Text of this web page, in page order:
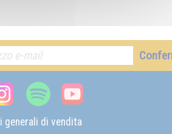
generali di vendita